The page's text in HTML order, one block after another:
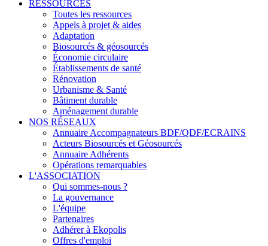
RESSOURCES
Toutes les ressources
Appels à projet & aides
Adaptation
Biosourcés & géosourcés
Économie circulaire
Établissements de santé
Rénovation
Urbanisme & Santé
Bâtiment durable
Aménagement durable
NOS RÉSEAUX
Annuaire Accompagnateurs BDF/QDF/ECRAINS
Acteurs Biosourcés et Géosourcés
Annuaire Adhérents
Opérations remarquables
L'ASSOCIATION
Qui sommes-nous ?
La gouvernance
L'équipe
Partenaires
Adhérer à Ekopolis
Offres d'emploi